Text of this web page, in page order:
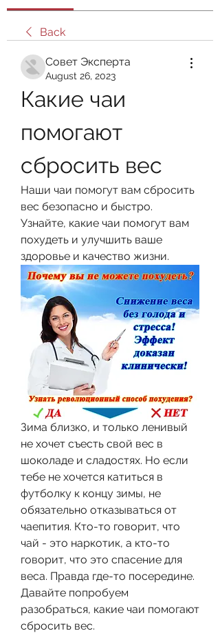
Back
Совет Эксперта
August 26, 2023
Какие чаи
помогают
сбросить вес
Наши чаи помогут вам сбросить
вес безопасно и быстро.
Узнайте, какие чаи помогут вам
похудеть и улучшить ваше
здоровье и качество жизни.
Зима близко, и только ленивый
не хочет съесть свой вес в
шоколаде и сладостях. Но если
тебе не хочется катиться в
футболку к концу зимы, не
обязательно отказываться от
чаепития. Кто-то говорит, что
чай - это наркотик, а кто-то
говорит, что это спасение для
веса. Правда где-то посередине.
Давайте попробуем
разобраться, какие чаи помогают
сбросить вес.